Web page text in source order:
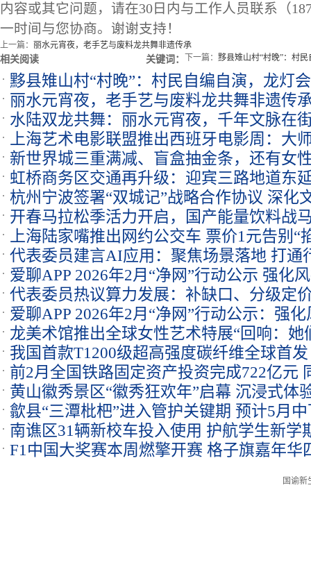
内容或其它问题，请在30日内与工作人员联系（
一时间与您协商。谢谢支持！
上一篇： 丽水元宵夜，老手艺与废料龙共舞非遗传承
下一篇： 黟县雉山村“村晚”：村
相关阅读 关键词：
黟县雉山村“村晚”：村民自编自演，龙灯
味丽水元宵夜，老手艺与废料龙共舞非遗传
水陆双龙共舞：丽水元宵夜，千年文脉在
上海艺术电影联盟推出西班牙电影周：大
新世界城三重满减、盲盒抽金条，还有女
虹桥商务区交通再升级：迎宾三路地道东
环路
杭州宁波签署“双城记”战略合作协议 深化
开春马拉松季活力开启，国产能量饮料战
度上海陆家嘴推出网约公交车 票价1元告别“
代表委员建言AI应用：聚焦场景落地 打通
爱聊APP 2026年2月“净网”行动公示 强化
代表委员热议算力发展：补缺口、分级定
爱聊APP 2026年2月“净网”行动公示：强
龙美术馆推出全球女性艺术特展“回响：她
我国首款T1200级超高强度碳纤维全球首
前2月全国铁路固定资产投资完成722亿元
黄山徽秀景区“徽秀狂欢年”启幕 沉浸式体
歙县“三潭枇杷”进入管护关键期 预计5月
南谯区31辆新校车投入使用 护航学生新学
F1中国大奖赛本周燃擎开赛 格子旗嘉年华
国谕新